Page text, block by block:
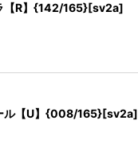
【R】{142/165}[sv2a]
ル【U】{008/165}[sv2a]